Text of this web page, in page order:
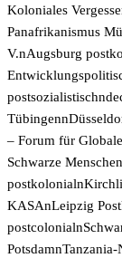
Koloniales
Panafrikanismus
V.nAugsburg
– Forum für
Schwarze
KASAnLeipzig